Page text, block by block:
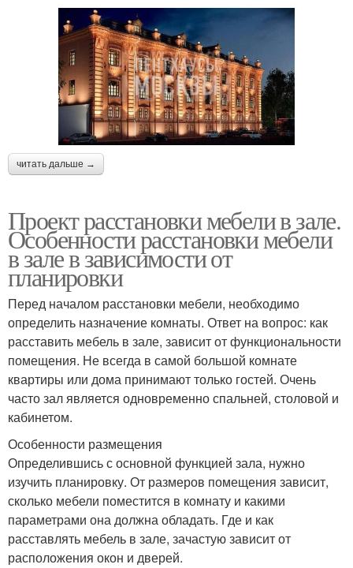
читать дальше →
Проект расстановки мебели в зале.
Особенности расстановки мебели
в зале в зависимости от
планировки
Перед началом расстановки мебели, необходимо
определить назначение комнаты. Ответ на вопрос: как
расставить мебель в зале, зависит от функциональности
помещения. Не всегда в самой большой комнате
квартиры или дома принимают только гостей. Очень
часто зал является одновременно спальней, столовой и
кабинетом.
Особенности размещения
Определившись с основной функцией зала, нужно
изучить планировку. От размеров помещения зависит,
сколько мебели поместится в комнату и какими
параметрами она должна обладать. Где и как
расставлять мебель в зале, зачастую зависит от
расположения окон и дверей.